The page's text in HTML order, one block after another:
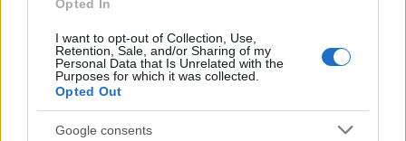
Opted In
I want to opt-out of Collection, Use,
Retention, Sale, and/or Sharing of my
Personal Data that Is Unrelated with the
Purposes for which it was collected.
Opted Out
Google consents
Paolo Pinna